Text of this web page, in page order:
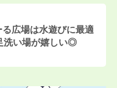
る広場は水遊びに最適
洗い場が嬉しい◎